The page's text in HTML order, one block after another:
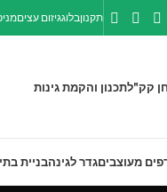
תקנוןבלוגגיזום עצים
קק"לתכנון והקמת גינות
מעוצביםגדר לגינהבניית